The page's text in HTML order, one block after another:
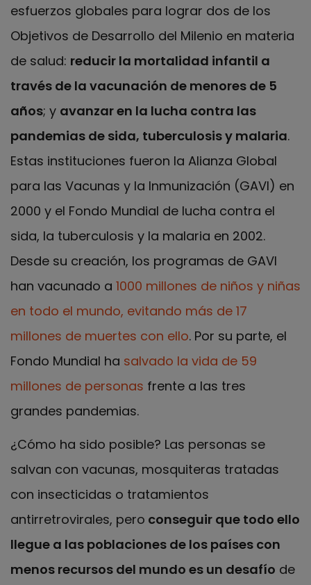
esfuerzos globales para lograr dos de los
Objetivos de Desarrollo del Milenio en materia
de salud: reducir la mortalidad infantil a
través de la vacunación de menores de 5
años; y avanzar en la lucha contra las
pandemias de sida, tuberculosis y malaria.
Estas instituciones fueron la Alianza Global
para las Vacunas y la Inmunización (GAVI) en
2000 y el Fondo Mundial de lucha contra el
sida, la tuberculosis y la malaria en 2002.
Desde su creación, los programas de GAVI
han vacunado a 1000 millones de niños y niñas
en todo el mundo, evitando más de 17
millones de muertes con ello. Por su parte, el
Fondo Mundial ha salvado la vida de 59
millones de personas frente a las tres
grandes pandemias.
¿Cómo ha sido posible? Las personas se
salvan con vacunas, mosquiteras tratadas
con insecticidas o tratamientos
antirretrovirales, pero conseguir que todo ello
llegue a las poblaciones de los países con
menos recursos del mundo es un desafío de